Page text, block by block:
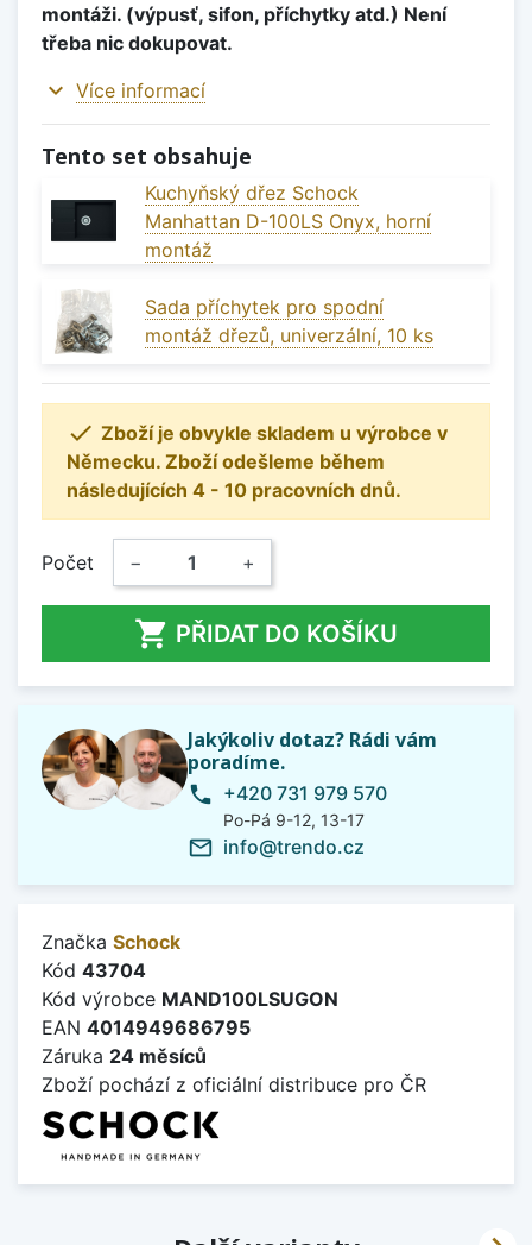
montáži. (výpusť, sifon, příchytky atd.) Není
třeba nic dokupovat.
expand_more Více informací
Tento set obsahuje
Kuchyňský dřez Schock
Manhattan D-100LS Onyx, horní
montáž
Sada příchytek pro spodní
montáž dřezů, univerzální, 10 ks
 Zboží je obvykle skladem u výrobce v
Německu. Zboží odešleme během
následujících 4 - 10 pracovních dnů.
Počet − +
 PŘIDAT DO KOŠÍKU
Jakýkoliv dotaz? Rádi vám
poradíme.
phone +420 731 979 570
Po-Pá 9-12, 13-17
mail_outline info@trendo.cz
Značka Schock
Kód 43704
Kód výrobce MAND100LSUGON
EAN 4014949686795
Záruka 24 měsíců
Zboží pochází z oficiální distribuce pro ČR